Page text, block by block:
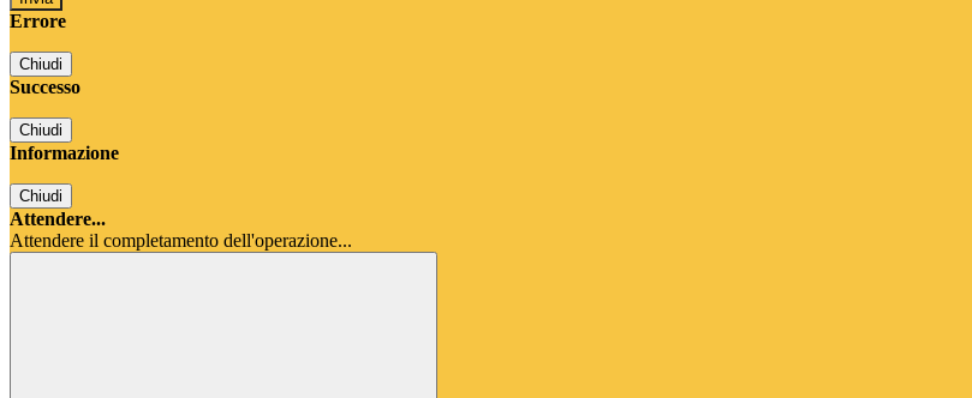
Errore
Chiudi
Successo
Chiudi
Informazione
Chiudi
Attendere...
Attendere il completamento dell'operazione...